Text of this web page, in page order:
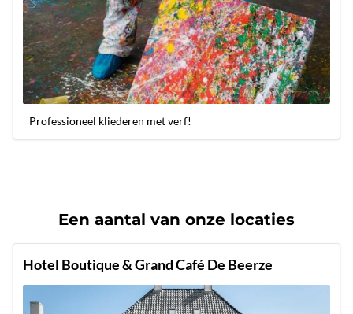
Professioneel kliederen met verf!
Een aantal van onze locaties
Hotel Boutique & Grand Café De Beerze